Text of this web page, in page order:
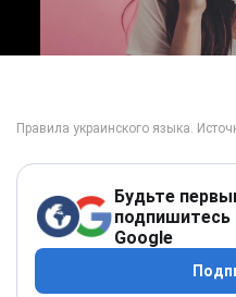
Будьте
подпишитесь
Google